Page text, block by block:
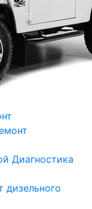
Диагностика
дизельного